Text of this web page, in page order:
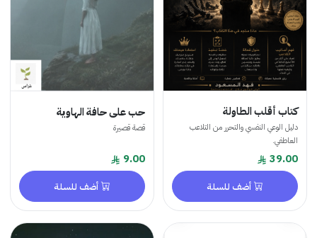
كتاب أقلب الطاولة
دليل الوعي النفسي والتحرر من التلاعب
العاطفي.
39.00
أضف للسلة
حب على حافة الهاوية
قصة قصيرة
9.00
أضف للسلة